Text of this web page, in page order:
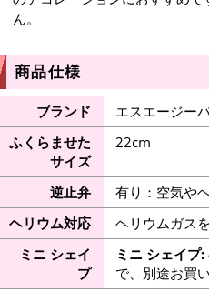
ん。
商品仕様
ブランド
エスエージー
ふくらませた
サイズ
22cm
逆止弁
有り：空気や
ヘリウム対応
ヘリウムガス
ミニ シェイ
プ
ミニ シェイプ:
で、別途お買